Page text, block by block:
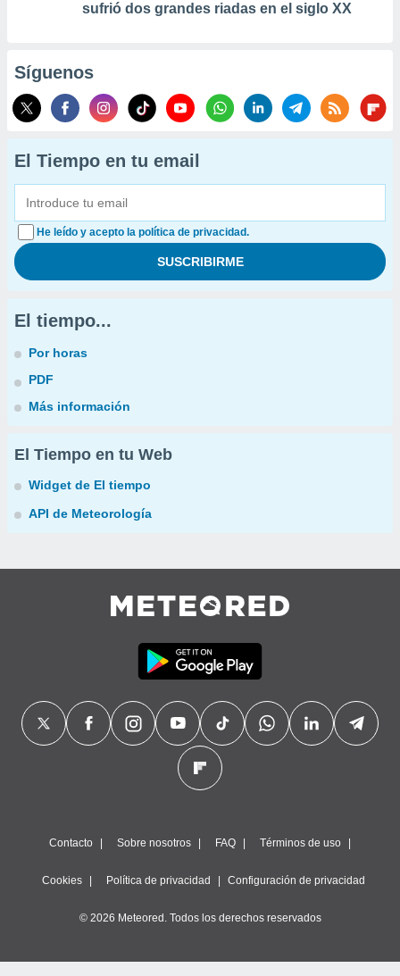
sufrió dos grandes riadas en el siglo XX
Síguenos
El Tiempo en tu email
He leído y acepto la política de privacidad.
El tiempo...
Por horas
PDF
Más información
El Tiempo en tu Web
Widget de El tiempo
API de Meteorología
Contacto Sobre nosotros FAQ Términos de uso
Cookies Política de privacidad Configuración de privacidad
© 2026 Meteored. Todos los derechos reservados